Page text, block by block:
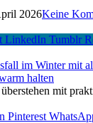
2026Keine
LinkedIn Tumblr
mit
Pinterest